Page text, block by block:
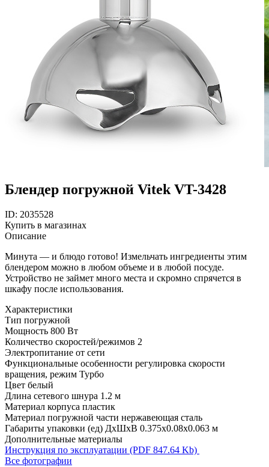
Блендер погружной Vitek VT-3428
ID: 2035528
Купить в магазинах
Описание
Минута — и блюдо готово! Измельчать ингредиенты этим
блендером можно в любом объеме и в любой посуде.
Устройство не займет много места и скромно спрячется в
шкафу после использования.
Характеристики
Тип погружной
Мощность 800 Вт
Количество скоростей/режимов 2
Электропитание от сети
Функциональные особенности регулировка скорости
вращения, режим Турбо
Цвет белый
Длина сетевого шнура 1.2 м
Материал корпуса пластик
Материал погружной части нержавеющая сталь
Габариты упаковки (ед) ДхШхВ 0.375x0.08x0.063 м
Дополнительные материалы
Инструкция по эксплуатации (PDF 847.64 Kb)
Все фотографии